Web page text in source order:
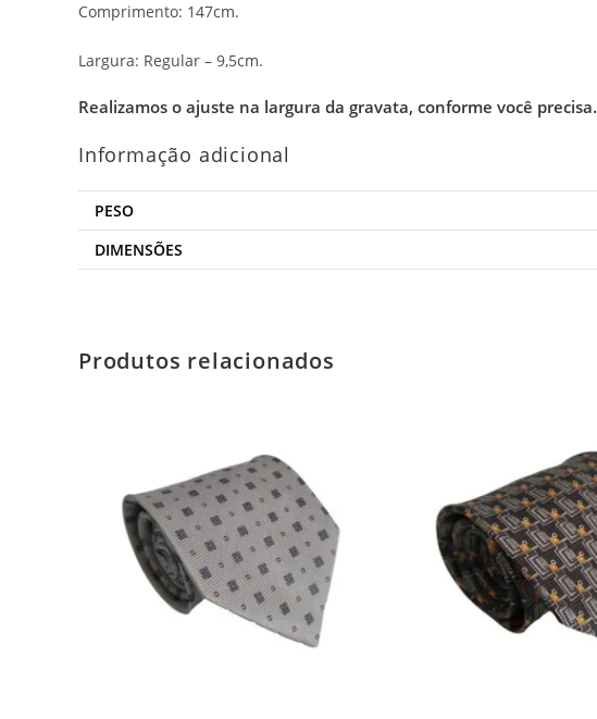
Comprimento: 147cm.
Largura: Regular – 9,5cm.
Realizamos o ajuste na largura da gravata, conforme você precisa.
Informação adicional
PESO
DIMENSÕES
Produtos relacionados